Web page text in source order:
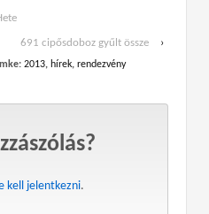
691 cipősdoboz gyűlt össze ›
2013, hírek, rendezvény
kell jelentkezni.